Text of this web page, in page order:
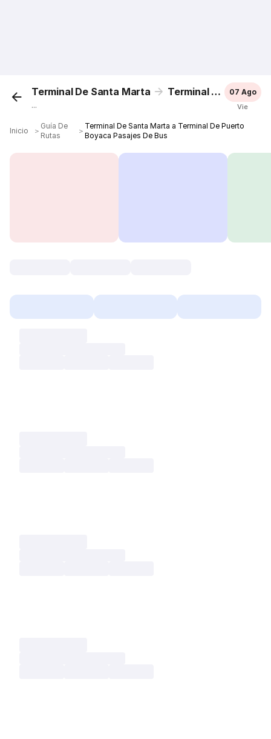
Terminal De Santa Marta Terminal De Puerto Boyaca
...
07 Ago
Vie
Inicio ＞
Guía De
Rutas
＞
Terminal De Santa Marta a Terminal De Puerto
Boyaca Pasajes De Bus